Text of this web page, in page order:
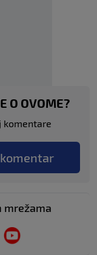
O OVOME?
komentare
mrežama